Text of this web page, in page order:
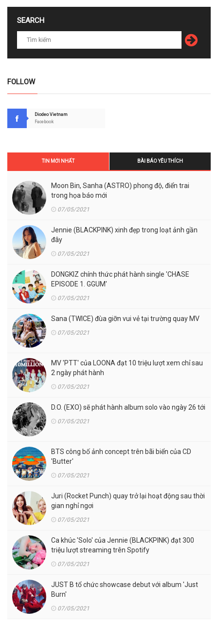
SEARCH
FOLLOW
Diodeo Vietnam
Facebook
TIN MỚI NHẤT BÀI BÁO YÊU THÍCH
Moon Bin, Sanha (ASTRO) phong độ, điển trai
trong họa báo mới
07/05/2021
Jennie (BLACKPINK) xinh đẹp trong loạt ảnh gần
đây
07/05/2021
DONGKIZ chính thức phát hành single 'CHASE
EPISODE 1. GGUM'
07/05/2021
Sana (TWICE) đùa giỡn vui vẻ tại trường quay MV
07/05/2021
MV 'PTT' của LOONA đạt 10 triệu lượt xem chỉ sau
2 ngày phát hành
07/05/2021
D.O. (EXO) sẽ phát hành album solo vào ngày 26 tới
07/05/2021
BTS công bố ảnh concept trên bãi biển của CD
'Butter'
07/05/2021
Juri (Rocket Punch) quay trở lại hoạt động sau thời
gian nghỉ ngơi
07/05/2021
Ca khúc 'Solo' của Jennie (BLACKPINK) đạt 300
triệu lượt streaming trên Spotify
07/05/2021
JUST B tổ chức showcase debut với album 'Just
Burn'
07/05/2021